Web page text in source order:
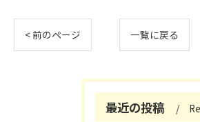
< 前のページ 一覧に戻る
最近の投稿